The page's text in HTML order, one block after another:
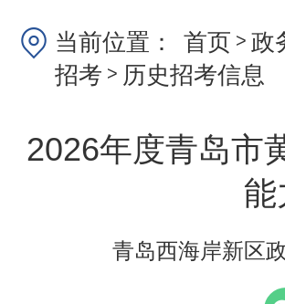
当前位置： 首页 > 政
招考 > 历史招考信息
2026年度青岛市
能
青岛西海岸新区